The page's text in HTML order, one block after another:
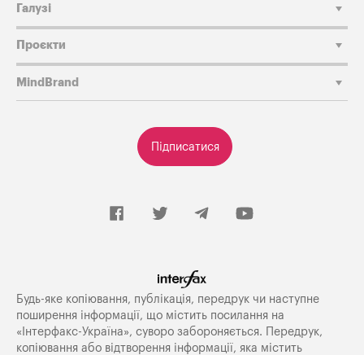
Підписатися
Галузі
Проєкти
MindBrand
Будь-яке копiювання, публiкацiя, передрук чи наступне
поширення iнформацiї, що мiстить посилання на
«Iнтерфакс-Україна», суворо забороняється. Передрук,
копіювання або відтворення інформації, яка містить